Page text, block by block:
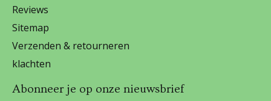
Reviews
Sitemap
Verzenden & retourneren
klachten
Abonneer je op onze nieuwsbrief